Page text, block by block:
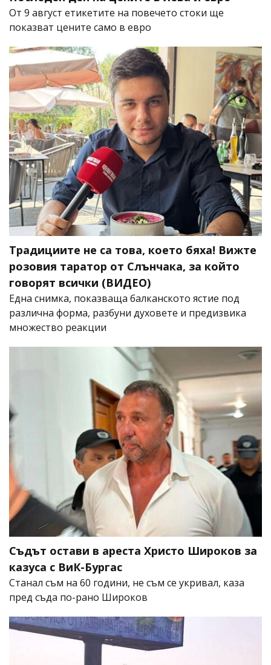
От 9 август етикетите на повечето стоки ще
показват цените само в евро
Традициите не са това, което бяха! Вижте
розовия таратор от Слънчака, за който
говорят всички (ВИДЕО)
Една снимка, показваща балканското ястие под
различна форма, разбуни духовете и предизвика
множество реакции
Съдът остави в ареста Христо Широков за
казуса с ВиК-Бургас
Станал съм на 60 години, не съм се укривал, каза
пред съда по-рано Широков